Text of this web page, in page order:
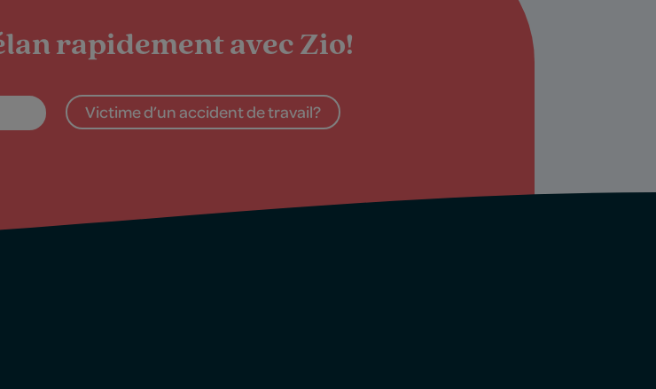
rapidement avec Zio!
Victime d’un accident de travail?